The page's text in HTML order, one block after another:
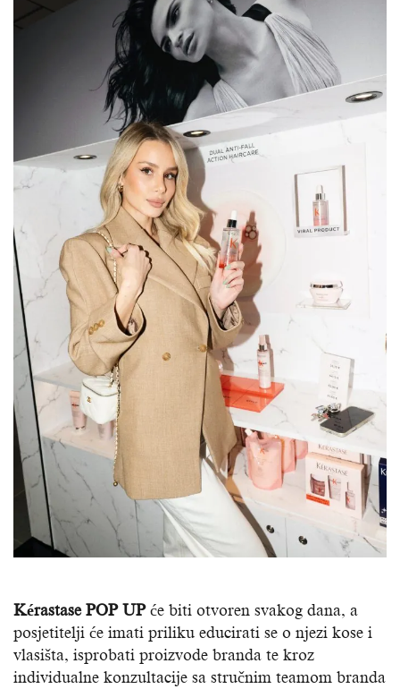
Kérastase POP UPće biti otvoren svakog dana, a
posjetitelji će imati priliku educirati se o njezi kose i
vlasišta, isprobati proizvode branda te kroz
individualne konzultacije sa stručnim teamom branda